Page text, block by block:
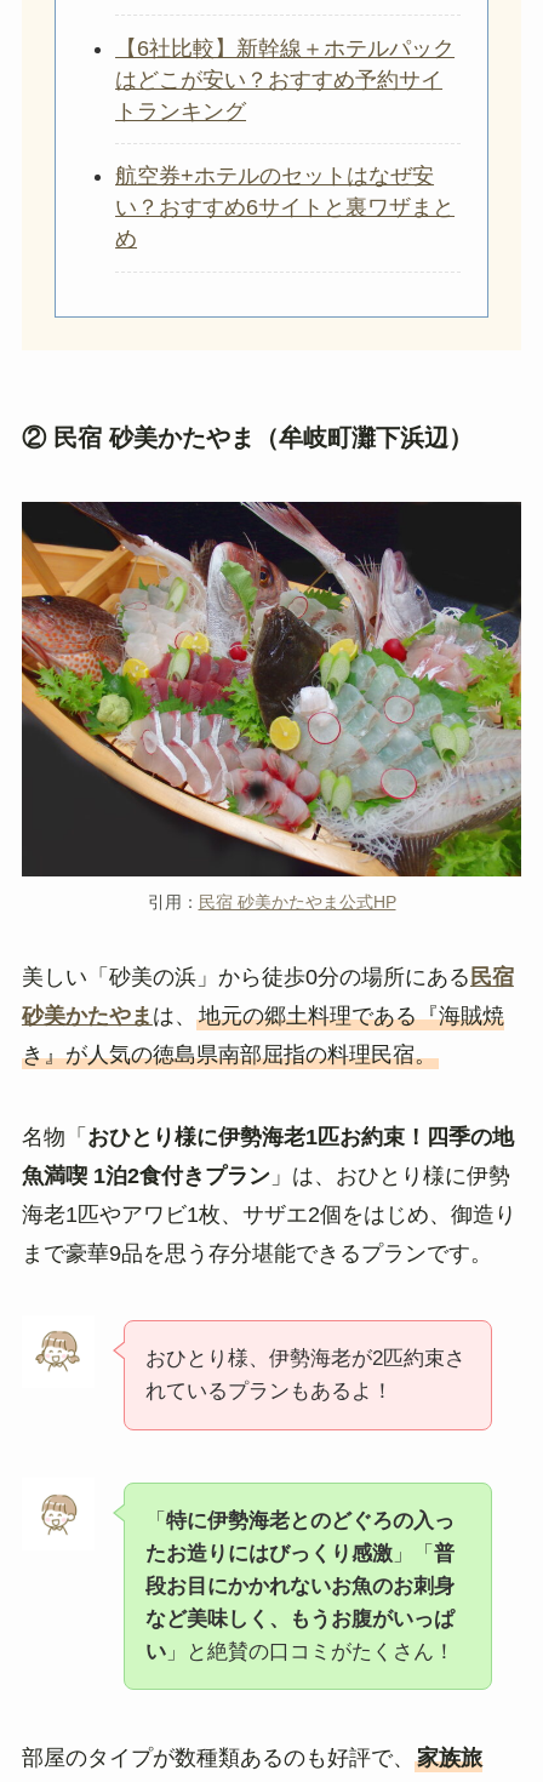
【6社比較】新幹線＋ホテルパック
はどこが安い？おすすめ予約サイ
トランキング
航空券+ホテルのセットはなぜ安
い？おすすめ6サイトと裏ワザまと
め
② 民宿 砂美かたやま（牟岐町灘下浜辺）
引用： 民宿 砂美かたやま公式HP
美しい「砂美の浜」から徒歩0分の場所にある 民宿
砂美かたやま は、 地元の郷土料理である『海賊焼
き』が人気の徳島県南部屈指の料理民宿。
名物「 おひとり様に伊勢海老1匹お約束！四季の地
魚満喫 1泊2食付きプラン」は、おひとり様に伊勢
海老1匹やアワビ1枚、サザエ2個をはじめ、御造り
まで豪華9品を思う存分堪能できるプランです。
おひとり様、伊勢海老が2匹約束さ
れているプランもあるよ！
「 特に伊勢海老とのどぐろの入っ
たお造りにはびっくり感激」「 普
段お目にかかれないお魚のお刺身
など美味しく、もうお腹がいっぱ
い」と絶賛の口コミがたくさん！
部屋のタイプが数種類あるのも好評で、 家族旅